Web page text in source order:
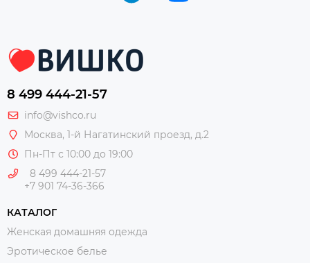
8 499 444-21-57
info@vishco.ru
Москва, 1-й Нагатинский проезд, д.2
Пн-Пт с 10:00 до 19:00
8 499 444-21-57
+7 901 74-36-366
КАТАЛОГ
Женская домашняя одежда
Эротическое белье